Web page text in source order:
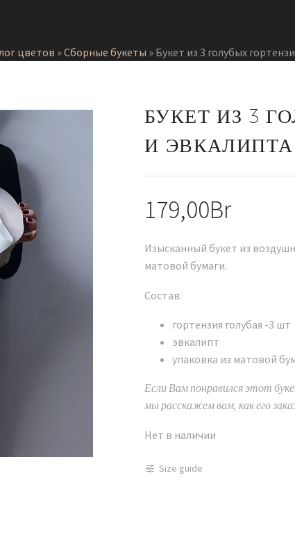
цветов »Сборные букеты » Букет из 3 голубых
БУКЕТ ИЗ 3
И ЭВКАЛИПТА
179,00Br
Изысканный букет из
матовой бумаги.
Состав:
гортензия голубая -3 шт
эвкалипт
упаковка из матовой
Если Вам понравился этот
мы расскажем вам, как его
Нет в наличии
Size guide